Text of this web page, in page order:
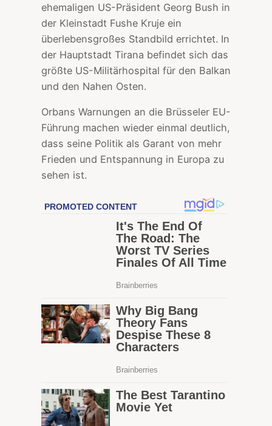
ehemaligen US-Präsident Georg Bush in
der Kleinstadt Fushe Kruje ein
überlebensgroßes Standbild errichtet. In
der Hauptstadt Tirana befindet sich das
größte US-Militärhospital für den Balkan
und den Nahen Osten.
Orbans Warnungen an die Brüsseler EU-
Führung machen wieder einmal deutlich,
dass seine Politik als Garant von mehr
Frieden und Entspannung in Europa zu
sehen ist.